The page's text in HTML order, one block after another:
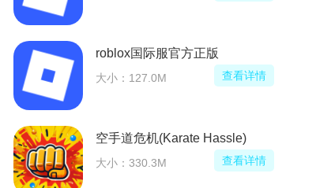
roblox国际服官方正版
大小：127.0M 查看详情
空手道危机(Karate Hassle)
大小：330.3M 查看详情